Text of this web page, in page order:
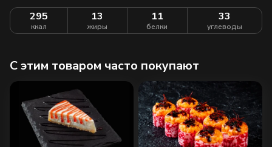
295
ккал
13
жиры
11
белки
33
углеводы
C этим товаром часто покупают